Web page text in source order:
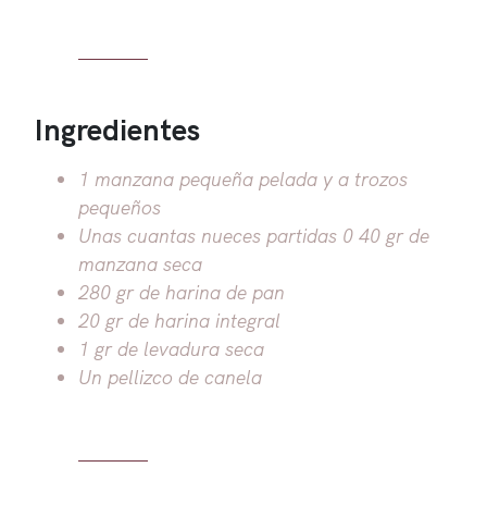
Ingredientes
1 manzana pequeña pelada y a trozos
pequeños
Unas cuantas nueces partidas 0 40 gr de
manzana seca
280 gr de harina de pan
20 gr de harina integral
1 gr de levadura seca
Un pellizco de canela